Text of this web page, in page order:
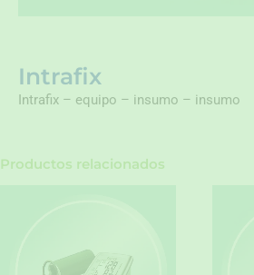
Intrafix
Intrafix – equipo – insumo – insumo
Productos relacionados